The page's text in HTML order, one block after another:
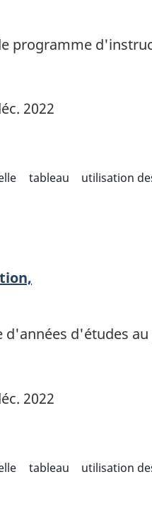
programme
2022
tableau utilisation
d'études
2022
tableau utilisation